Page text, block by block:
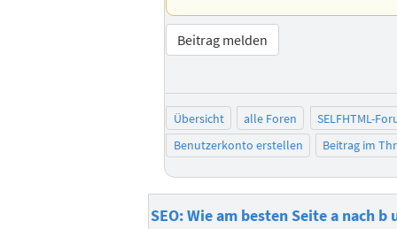
Beitrag melden
Übersicht alle Foren
SELFHTML-
Benutzerkonto erstellen
Beitrag im
SEO: Wie am besten Seite a nach b